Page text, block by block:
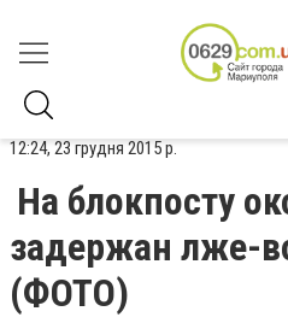
12:24, 23 грудня 2015 р.
На блокпосту
задержан лже-
(ФОТО)